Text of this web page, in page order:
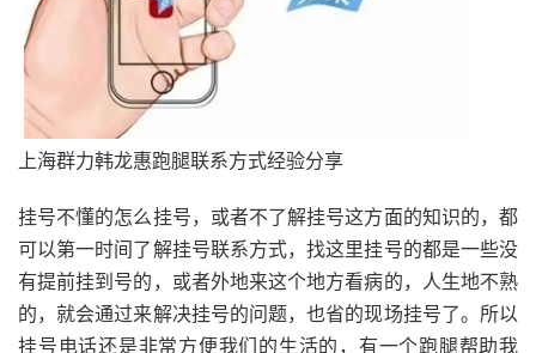
上海群力韩龙惠跑腿联系方式经验分享
挂号不懂的怎么挂号，或者不了解挂号这方面的知识的，都
可以第一时间了解挂号联系方式，找这里挂号的都是一些没
有提前挂到号的，或者外地来这个地方看病的，人生地不熟
的，就会通过来解决挂号的问题，也省的现场挂号了。所以
挂号电话还是非常方便我们的生活的，有一个跑腿帮助我